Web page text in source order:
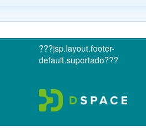
???jsp.layout.footer-
default.suportado???